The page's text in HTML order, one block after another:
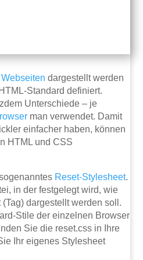
Webseiten dargestellt werden
Standard definiert.
Unterschiede – je
man verwendet. Damit
einfacher haben, können
HTML und CSS
Reset-Stylesheet.
in der festgelegt wird, wie
dargestellt werden soll.
Stile der einzelnen Browser
Sie die reset.css in Ihre
Ihr eigenes Stylesheet